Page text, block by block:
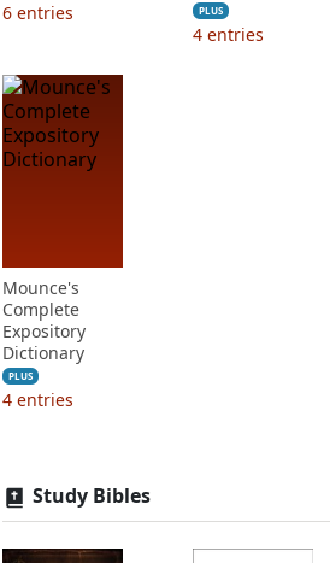
6 entries PLUS
4 entries
Mounce's
Complete
Expository
Dictionary
PLUS
4 entries
Study Bibles